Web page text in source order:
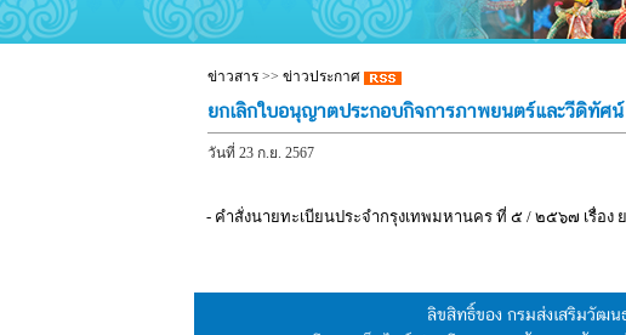
ข่าวสาร >> ข่าวประกาศ
ยกเลิกใบอนุญาตประกอบกิจการภาพยนตร์และวีดิทั
วันที่ 23 ก.ย. 2567
- คำสั่งนายทะเบียนประจำกรุงเทพมหานคร ที่ ๕ / ๒๕๖๗ เรื่อ
ลิขสิทธิ์ของ กรมส่งเสริมวัฒ